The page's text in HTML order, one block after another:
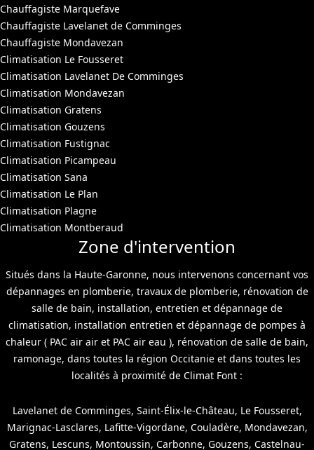
Chauffagiste Marquefave
Chauffagiste Lavelanet de Comminges
Chauffagiste Mondavezan
Climatisation Le Fousseret
Climatisation Lavelanet De Comminges
Climatisation Mondavezan
Climatisation Gratens
Climatisation Gouzens
Climatisation Fustignac
Climatisation Picampeau
Climatisation Sana
Climatisation Le Plan
Climatisation Plagne
Climatisation Montberaud
Zone d'intervention
Situés dans la Haute-Garonne, nous intervenons concernant vos
dépannages en plomberie, travaux de plomberie, rénovation de
salle de bain, installation, entretien et dépannage de
climatisation, installation entretien et dépannage de pompes à
chaleur ( PAC air air et PAC air eau ), rénovation de salle de bain,
ramonage, dans toutes la région Occitanie et dans toutes les
localités à proximité de Climat Font :
Lavelanet de Comminges, Saint-Élix-le-Château, Le Fousseret,
Marignac-Lasclares, Lafitte-Vigordane, Couladère, Mondavezan,
Gratens, Lescuns, Montoussin, Carbonne, Gouzens, Castelnau-